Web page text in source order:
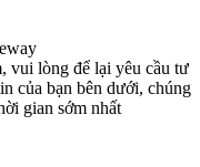
vui lòng để lại yêu cầu tư
của bạn bên dưới, chúng
gian sớm nhất